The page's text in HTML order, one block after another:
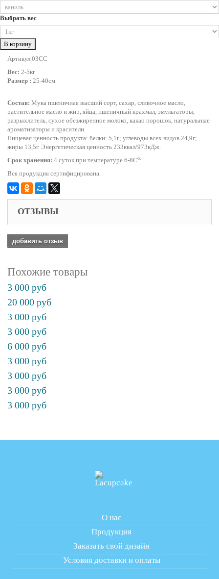
Выбрать вес
В корзину
Артикул 03CC
Вес: 2-5кг
Размер : 25-40см
Состав: Мука пшеничная высший сорт, сахар, сливочное масло,
растительное масло и жир, яйца, пшеничный крахмал, эмульгаторы,
разрыхлитель, сухое обезжиренное молоко, какао порошок, натуральные
ароматизаторы и красители.
Пищевая ценность продукта: белки: 5,1г; углеводы всех видов 24,9г;
жиры 13,5г. Энергетическая ценность 233ккал/973кДж.
Срок хранения: 4 суток при температуре 6-8Сo.
Вся продукция сертифицирована.
ОТЗЫВЫ
добавить отзыв
Похожие товары
3 000 руб
20 000 руб
3 000 руб
3 000 руб
6 000 руб
3 000 руб
3 000 руб
3 000 руб
3 000 руб
О нас
Продукция
Заказать свой дизайн
Условия доставки и оплаты